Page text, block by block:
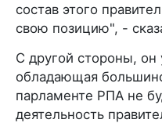
состав этого
свою позицию", -
С другой стороны, он
обладающая
парламенте РПА не
деятельность